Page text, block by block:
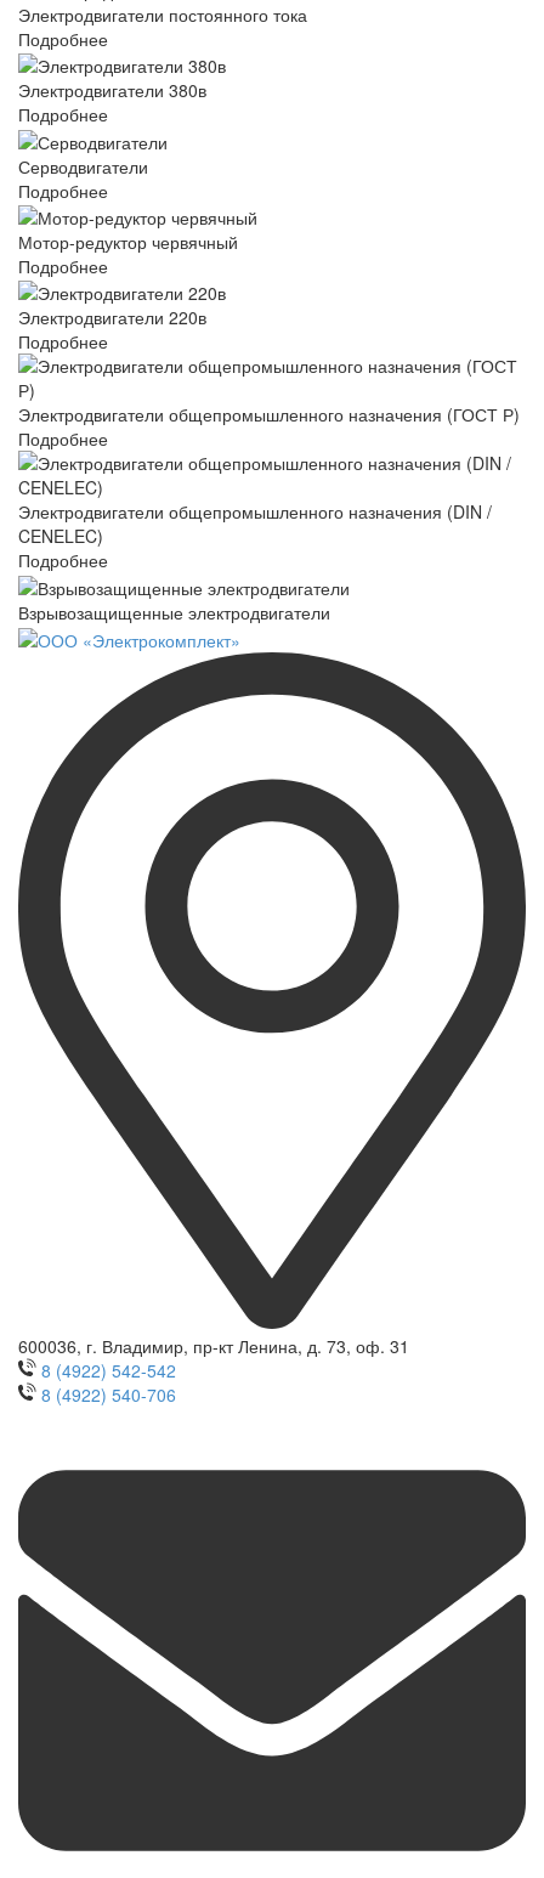
Электродвигатели постоянного тока
Подробнее
Электродвигатели 380в
Подробнее
Серводвигатели
Подробнее
Мотор-редуктор червячный
Подробнее
Электродвигатели 220в
Подробнее
Электродвигатели общепромышленного назначения (ГОСТ Р)
Подробнее
Электродвигатели общепромышленного назначения (DIN /
CENELEC)
Подробнее
Взрывозащищенные электродвигатели
600036, г. Владимир, пр-кт Ленина, д. 73, оф. 31
8 (4922) 542-542
8 (4922) 540-706